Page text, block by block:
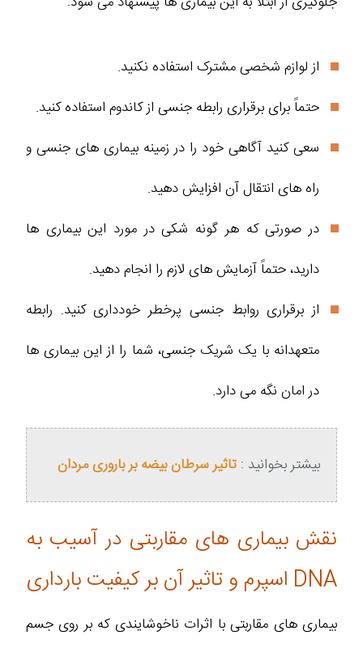
از لوازم شخصی مشترک استفاده نکنید.
حتماً برای برقراری رابطه جنسی از کاندوم استفاده کنید.
سعی کنید آگاهی خود را در زمینه بیماری‌ های جنسی و
راه‌ های انتقال آن افزایش دهید.
در صورتی که هر گونه شکی در مورد این بیماری‌ ها
دارید، حتماً آزمایش‌ های لازم را انجام دهید.
از برقراری روابط جنسی پرخطر خودداری کنید. رابطه
متعهدانه با یک شریک جنسی، شما را از این بیماری‌ ها
در امان نگه می‌ دارد.
بیشتر بخوانید : تاثیر سرطان بیضه بر باروری مردان
نقش بیماری ‌های مقاربتی در آسیب به
DNA اسپرم و تاثیر آن بر کیفیت بارداری
بیماری‌ های مقاربتی با اثرات ناخوشایندی که بر روی جسم